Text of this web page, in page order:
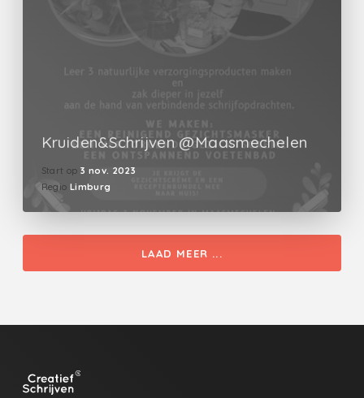
Kruiden&Schrijven @Maasmechelen
Start op 3 nov. 2023
Regio Limburg
LAAD MEER ...